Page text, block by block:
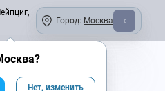
Город: Москва
?
Нет, изменить